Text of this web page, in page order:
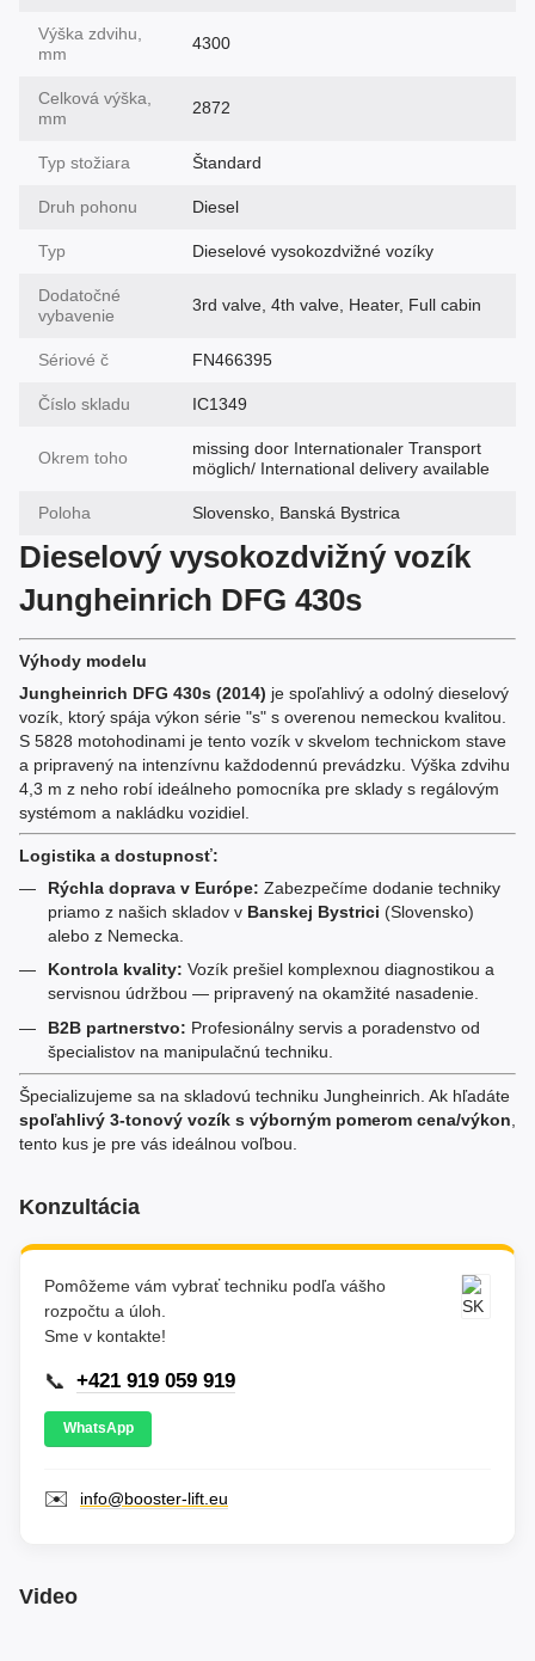
Výška zdvihu,
mm
4300
Celková výška,
mm
2872
Typ stožiara Štandard
Druh pohonu Diesel
Typ Dieselové vysokozdvižné vozíky
Dodatočné
vybavenie
3rd valve, 4th valve, Heater, Full cabin
Sériové č FN466395
Číslo skladu IC1349
Okrem toho
missing door Internationaler Transport
möglich/ International delivery available
Poloha Slovensko, Banská Bystrica
Dieselový vysokozdvižný vozík
Jungheinrich DFG 430s
Výhody modelu
Jungheinrich DFG 430s (2014) je spoľahlivý a odolný dieselový
vozík, ktorý spája výkon série "s" s overenou nemeckou kvalitou.
S 5828 motohodinami je tento vozík v skvelom technickom stave
a pripravený na intenzívnu každodennú prevádzku. Výška zdvihu
4,3 m z neho robí ideálneho pomocníka pre sklady s regálovým
systémom a nakládku vozidiel.
Logistika a dostupnosť:
Rýchla doprava v Európe: Zabezpečíme dodanie techniky
priamo z našich skladov v Banskej Bystrici (Slovensko)
alebo z Nemecka.
Kontrola kvality: Vozík prešiel komplexnou diagnostikou a
servisnou údržbou — pripravený na okamžité nasadenie.
B2B partnerstvo: Profesionálny servis a poradenstvo od
špecialistov na manipulačnú techniku.
Špecializujeme sa na skladovú techniku Jungheinrich. Ak hľadáte
spoľahlivý 3-tonový vozík s výborným pomerom cena/výkon
tento kus je pre vás ideálnou voľbou.
Konzultácia
Pomôžeme vám vybrať techniku podľa vášho
rozpočtu a úloh.
Sme v kontakte!
📞 +421 919 059 919
WhatsApp
✉️ info@booster-lift.eu
Video